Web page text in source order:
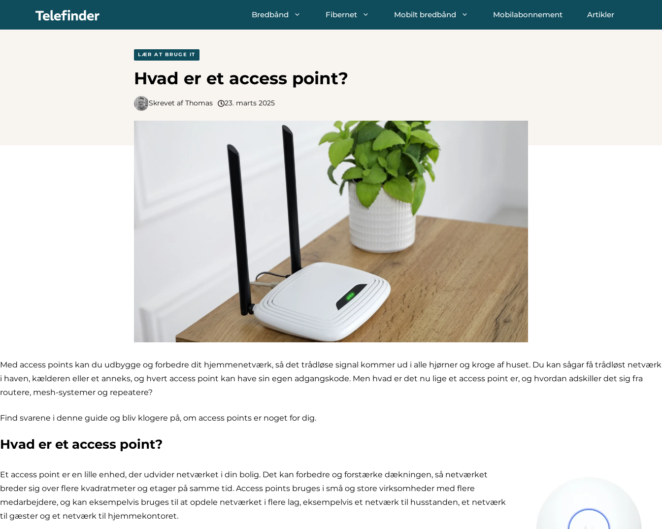
Bredbånd Fibernet Mobilt bredbånd Mobilabonnement Artikler
LÆR AT BRUGE IT
Hvad er et access point?
Skrevet af Thomas 23. marts 2025
Med access points kan du udbygge og forbedre dit hjemmenetværk, så det trådløse signal kommer ud i alle hjørner og kroge af huset. Du kan sågar få trådløst netværk
i haven, kælderen eller et anneks, og hvert access point kan have sin egen adgangskode. Men hvad er det nu lige et access point er, og hvordan adskiller det sig fra
routere, mesh-systemer og repeatere?
Find svarene i denne guide og bliv klogere på, om access points er noget for dig.
Hvad er et access point?
Et access point er en lille enhed, der udvider netværket i din bolig. Det kan forbedre og forstærke dækningen, så netværket
breder sig over flere kvadratmeter og etager på samme tid. Access points bruges i små og store virksomheder med flere
medarbejdere, og kan eksempelvis bruges til at opdele netværket i flere lag, eksempelvis et netværk til husstanden, et netværk
til gæster og et netværk til hjemmekontoret.